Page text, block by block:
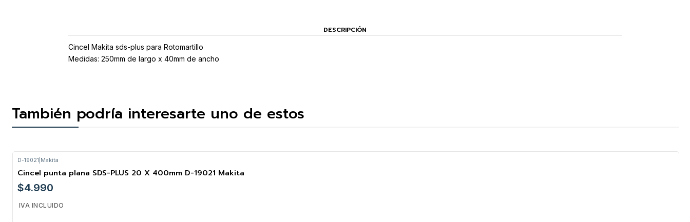
DESCRIPCIÓN
Cincel Makita sds-plus para Rotomartillo
Medidas: 250mm de largo x 40mm de ancho
También podría interesarte uno de estos
D-19021 Makita
Cincel punta plana SDS-PLUS 20 X 400mm D-19021 Makita
$4.990
IVA INCLUIDO